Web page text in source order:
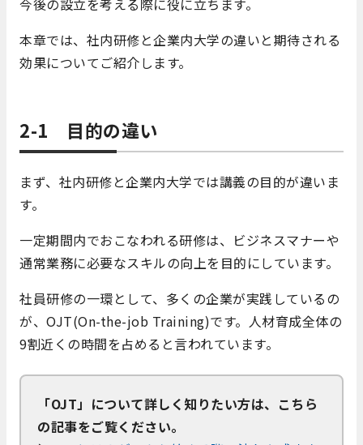
本章では、社内研修と企業内大学の違いと期待される
効果についてご紹介します。
2-1 目的の違い
まず、社内研修と企業内大学では講義の目的が違いま
す。
一定期間内でおこなわれる研修は、ビジネスマナーや
通常業務に必要なスキルの向上を目的にしています。
社員研修の一環として、多くの企業が実践しているの
が、OJT(On-the-job Training)です。人材育成全体の
9割近くの時間を占めると言われています。
「OJT」について詳しく知りたい方は、こちら
の記事をご覧ください。